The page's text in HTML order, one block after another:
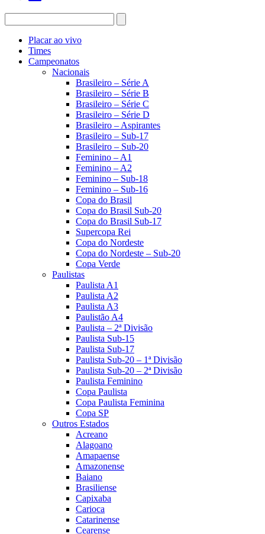
Placar ao vivo
Times
Campeonatos
Nacionais
Brasileiro – Série A
Brasileiro – Série B
Brasileiro – Série C
Brasileiro – Série D
Brasileiro – Aspirantes
Brasileiro – Sub-17
Brasileiro – Sub-20
Feminino – A1
Feminino – A2
Feminino – Sub-18
Feminino – Sub-16
Copa do Brasil
Copa do Brasil Sub-20
Copa do Brasil Sub-17
Supercopa Rei
Copa do Nordeste
Copa do Nordeste – Sub-20
Copa Verde
Paulistas
Paulista A1
Paulista A2
Paulista A3
Paulistão A4
Paulista – 2ª Divisão
Paulista Sub-15
Paulista Sub-17
Paulista Sub-20 – 1ª Divisão
Paulista Sub-20 – 2ª Divisão
Paulista Feminino
Copa Paulista
Copa Paulista Feminina
Copa SP
Outros Estados
Acreano
Alagoano
Amapaense
Amazonense
Baiano
Brasiliense
Capixaba
Carioca
Catarinense
Cearense